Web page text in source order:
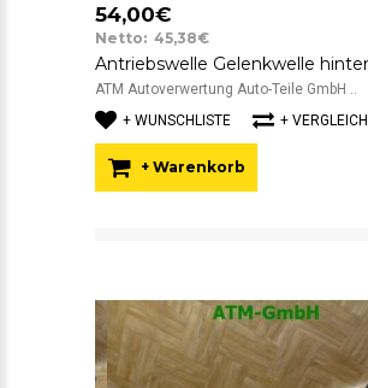
54,00€
Netto: 45,38€
ATM Autoverwertung Auto-Teile GmbH ..
+ WUNSCHLISTE
+ VERGLEICH
+ Warenkorb